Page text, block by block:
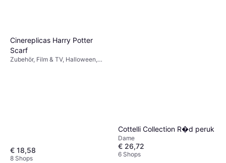
Cinereplicas Harry Potter
Scarf
Zubehör, Film & TV, Halloween,
€ 18,58
8 Shops
Cottelli Collection R�d peruk
Dame
€ 26,72
6 Shops